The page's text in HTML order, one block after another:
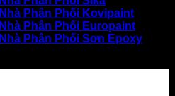
Nhà Phân Phối Kovipaint
Nhà Phân Phối Europaint
Nhà Phân Phối Sơn Epoxy